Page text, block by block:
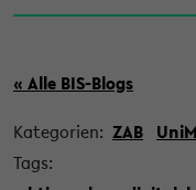
« Alle BIS-Blogs
Kategorien: ZAB
Tags: